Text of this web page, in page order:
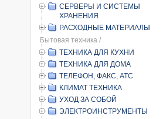
СЕРВЕРЫ И СИСТЕМЫ
ХРАНЕНИЯ
РАСХОДНЫЕ МАТЕРИАЛЫ
Бытовая техника /
ТЕХНИКА ДЛЯ КУХНИ
ТЕХНИКА ДЛЯ ДОМА
ТЕЛЕФОН, ФАКС, АТС
КЛИМАТ ТЕХНИКА
УХОД ЗА СОБОЙ
ЭЛЕКТРОИНСТРУМЕНТЫ